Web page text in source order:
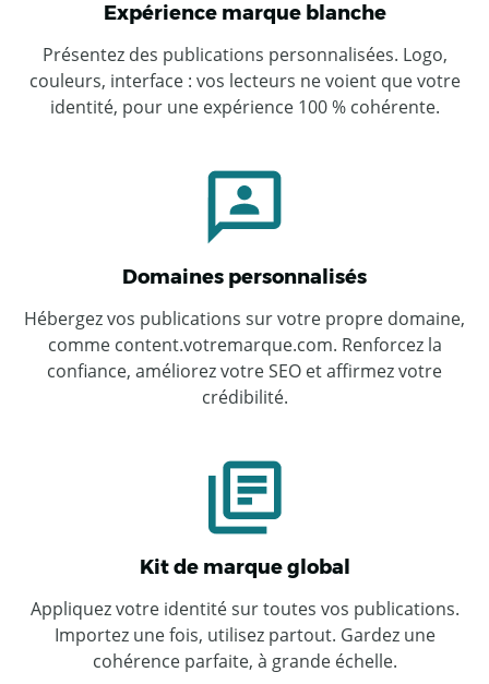
Expérience marque blanche
Présentez des publications personnalisées. Logo,
couleurs, interface : vos lecteurs ne voient que votre
identité, pour une expérience 100 % cohérente.
Domaines personnalisés
Hébergez vos publications sur votre propre domaine,
comme content.votremarque.com. Renforcez la
confiance, améliorez votre SEO et affirmez votre
crédibilité.
Kit de marque global
Appliquez votre identité sur toutes vos publications.
Importez une fois, utilisez partout. Gardez une
cohérence parfaite, à grande échelle.